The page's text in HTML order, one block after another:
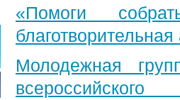
«Помоги
Молодежная